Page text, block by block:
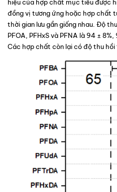
hiệu của hợp chất mục tiêu được
đồng vị tương ứng hoặc hợp chất
thời gian lưu gần giống nhau. Độ
PFOA, PFHxS và PFNA là 94 ±
Các hợp chất còn lại có độ thu hồi